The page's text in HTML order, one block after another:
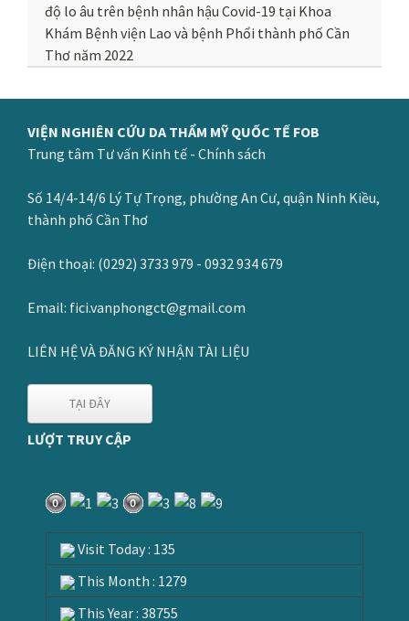
độ lo âu trên bệnh nhân hậu Covid-19 tại Khoa
Khám Bệnh viện Lao và bệnh Phổi thành phố Cần
Thơ năm 2022
VIỆN NGHIÊN CỨU DA THẨM MỸ QUỐC TẾ FOB
Trung tâm Tư vấn Kinh tế - Chính sách
Số 14/4-14/6 Lý Tự Trọng, phường An Cư, quận Ninh Kiều,
thành phố Cần Thơ
Điện thoại: (0292) 3733 979 - 0932 934 679
Email: fici.vanphongct@gmail.com
LIÊN HỆ VÀ ĐĂNG KÝ NHẬN TÀI LIỆU
TẠI ĐÂY
LƯỢT TRUY CẬP
Visit Today : 135
This Month : 1279
This Year : 38755